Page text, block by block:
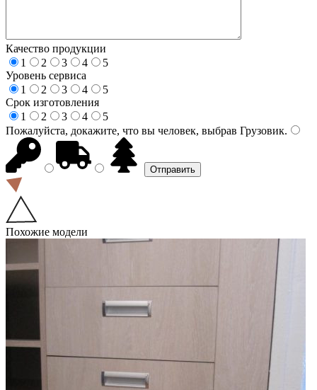
Качество продукции
1
2 3 4
5
Уровень сервиса
1
2 3 4
5
Срок изготовления
1
2 3 4
5
Пожалуйста, докажите, что вы человек, выбрав Грузовик.
Похожие модели